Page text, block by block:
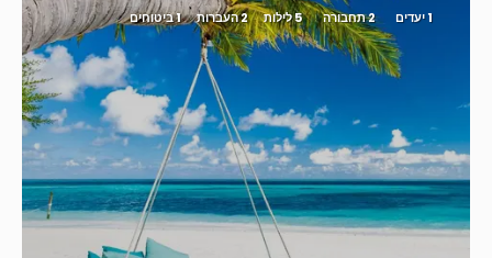
1 יעדים 2 תחבורה 5 לילות 2 העברות 1 ביטוחים